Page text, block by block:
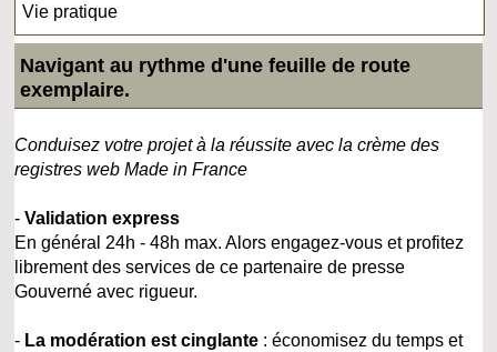
Vie pratique
Navigant au rythme d'une feuille de route
exemplaire.
Conduisez votre projet à la réussite avec la crème des
registres web Made in France
-Validation express
En général 24h - 48h max. Alors engagez-vous et profitez
librement des services de ce partenaire de presse
Gouverné avec rigueur.
- La modération est cinglante : économisez du temps et